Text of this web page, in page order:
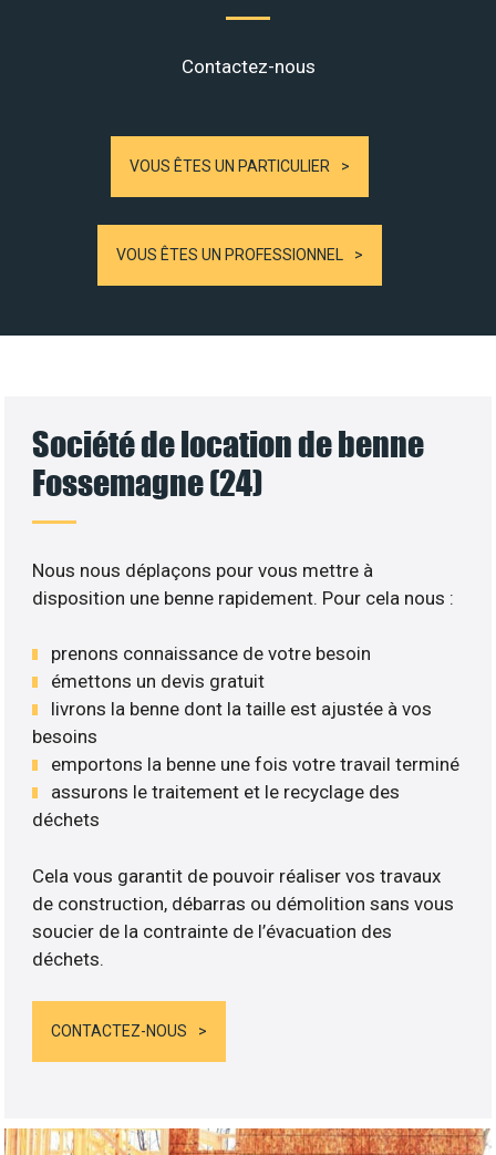
Contactez-nous
VOUS ÊTES UN PARTICULIER
VOUS ÊTES UN PROFESSIONNEL
Société de location de benne
Fossemagne (24)
Nous nous déplaçons pour vous mettre à
disposition une benne rapidement. Pour cela nous :
prenons connaissance de votre besoin
émettons un devis gratuit
livrons la benne dont la taille est ajustée à vos
besoins
emportons la benne une fois votre travail terminé
assurons le traitement et le recyclage des
déchets
Cela vous garantit de pouvoir réaliser vos travaux
de construction, débarras ou démolition sans vous
soucier de la contrainte de l’évacuation des
déchets.
CONTACTEZ-NOUS